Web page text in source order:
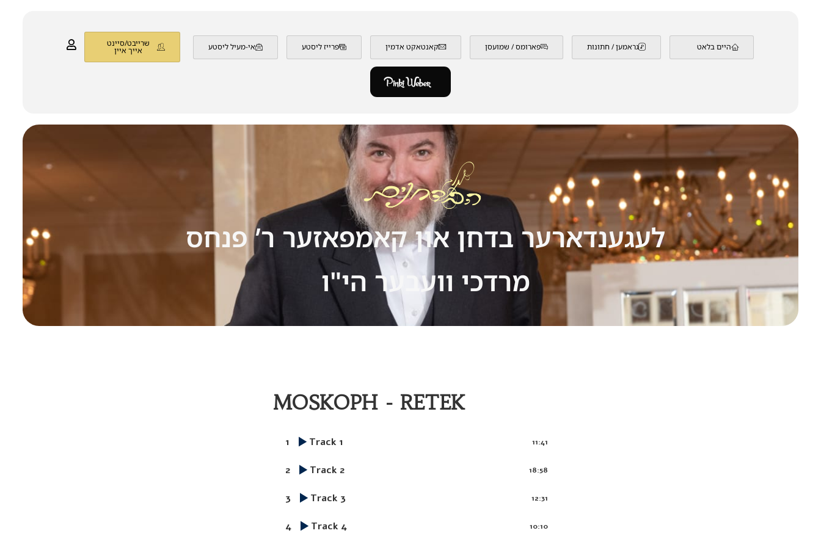
שרייבט/סיינט
אייך איין אי-מעיל ליסטע פרייז ליסטע קאנטאקט אדמין פארומס / שמועסן גראמען / חתונות היים בלאט
לעגענדארער בדחן און קאמפאזער ר’ פנחס
מרדכי וועבער הי"ו
MOSKOPH - RETEK
1 Track 1 11:41
2 Track 2 18:58
3 Track 3 12:31
4 Track 4 10:10